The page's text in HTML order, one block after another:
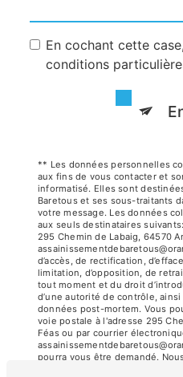
En cochant cette
conditions
** Les données personnelles
aux fins de vous contacter et
informatisé. Elles sont
Baretous et ses sous-traitants
votre message. Les données
aux seuls destinataires
295 Chemin de Labaig, 64570
d’accès, de rectification,
limitation, d’opposition, de
tout moment et du droit
d’une autorité de contrôle,
données post-mortem. Vous
voie postale à l'adresse 295
Féas ou par courrier
pourra vous être demandé.
pendant la période de prise